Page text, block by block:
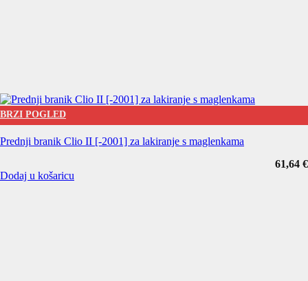
BRZI POGLED
Prednji branik Clio II [-2001] za lakiranje s maglenkama
61,64 €
Dodaj u košaricu